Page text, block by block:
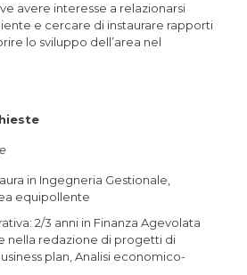
avere interesse a relazionarsi
e cercare di instaurare rapporti
lo sviluppo dell’area nel
in Ingegneria Gestionale,
equipollente
2/3 anni in Finanza Agevolata
nella redazione di progetti di
plan, Analisi economico-